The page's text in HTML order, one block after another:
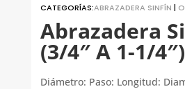
CATEGORÍAS:ABRAZADERA SINFÍN |
Abrazadera
(3/4″ A 1-1/4″)
Diámetro: Paso: Longitud: